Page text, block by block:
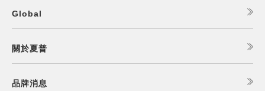
Global
關於夏普
品牌消息